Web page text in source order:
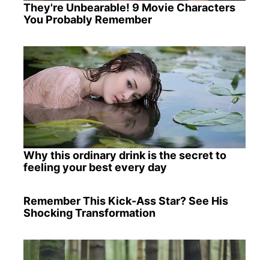
They're Unbearable! 9 Movie Characters
You Probably Remember
Why this ordinary drink is the secret to
feeling your best every day
Remember This Kick-Ass Star? See His
Shocking Transformation